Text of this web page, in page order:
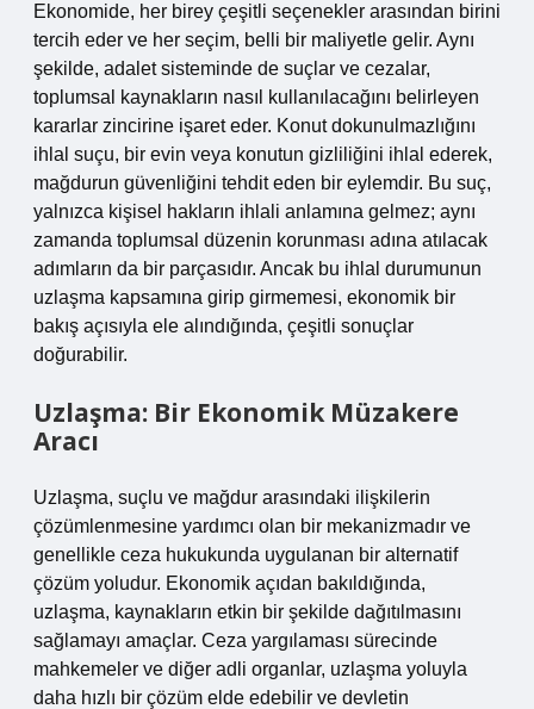
Ekonomide, her birey çeşitli seçenekler arasından birini
tercih eder ve her seçim, belli bir maliyetle gelir. Aynı
şekilde, adalet sisteminde de suçlar ve cezalar,
toplumsal kaynakların nasıl kullanılacağını belirleyen
kararlar zincirine işaret eder. Konut dokunulmazlığını
ihlal suçu, bir evin veya konutun gizliliğini ihlal ederek,
mağdurun güvenliğini tehdit eden bir eylemdir. Bu suç,
yalnızca kişisel hakların ihlali anlamına gelmez; aynı
zamanda toplumsal düzenin korunması adına atılacak
adımların da bir parçasıdır. Ancak bu ihlal durumunun
uzlaşma kapsamına girip girmemesi, ekonomik bir
bakış açısıyla ele alındığında, çeşitli sonuçlar
doğurabilir.
Uzlaşma: Bir Ekonomik Müzakere
Aracı
Uzlaşma, suçlu ve mağdur arasındaki ilişkilerin
çözümlenmesine yardımcı olan bir mekanizmadır ve
genellikle ceza hukukunda uygulanan bir alternatif
çözüm yoludur. Ekonomik açıdan bakıldığında,
uzlaşma, kaynakların etkin bir şekilde dağıtılmasını
sağlamayı amaçlar. Ceza yargılaması sürecinde
mahkemeler ve diğer adli organlar, uzlaşma yoluyla
daha hızlı bir çözüm elde edebilir ve devletin